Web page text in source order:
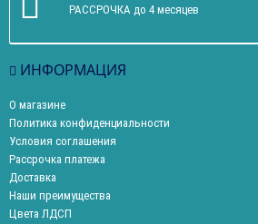
РАССРОЧКА до 4 месяцев
ИНФОРМАЦИЯ
О магазине
Политика конфиденциальности
Условия соглашения
Рассрочка платежа
Доставка
Наши преимущества
Цвета ЛДСП